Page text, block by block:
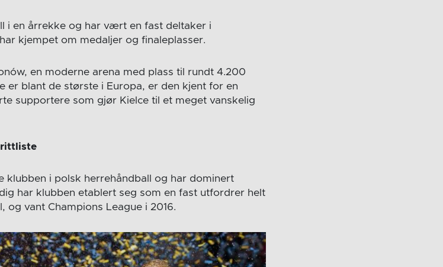
i en årrekke og har vært en fast deltaker i
kjempet om medaljer og finaleplasser.
en moderne arena med plass til rundt 4.200
er blant de største i Europa, er den kjent for en
supportere som gjør Kielce til et meget vanskelig
klubben i polsk herrehåndball og har dominert
har klubben etablert seg som en fast utfordrer helt
vant Champions League i 2016.